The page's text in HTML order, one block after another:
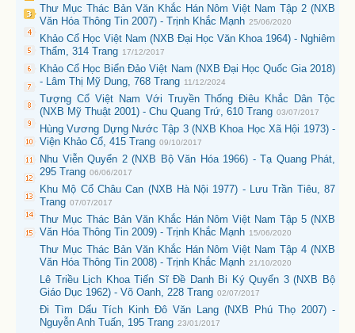
Thư Mục Thác Bản Văn Khắc Hán Nôm Việt Nam Tập 2 (NXB
Văn Hóa Thông Tin 2007) - Trịnh Khắc Mạnh 25/06/2020
Khảo Cổ Học Việt Nam (NXB Đại Học Văn Khoa 1964) - Nghiêm
Thẩm, 314 Trang 17/12/2017
Khảo Cổ Học Biển Đảo Việt Nam (NXB Đại Học Quốc Gia 2018)
- Lâm Thị Mỹ Dung, 768 Trang 11/12/2024
Tượng Cổ Việt Nam Với Truyền Thống Điêu Khắc Dân Tộc
(NXB Mỹ Thuật 2001) - Chu Quang Trứ, 610 Trang 03/07/2017
Hùng Vương Dựng Nước Tập 3 (NXB Khoa Học Xã Hội 1973) -
Viện Khảo Cổ, 415 Trang 09/10/2017
Nhu Viễn Quyển 2 (NXB Bộ Văn Hóa 1966) - Tạ Quang Phát,
295 Trang 06/06/2017
Khu Mộ Cổ Châu Can (NXB Hà Nội 1977) - Lưu Trần Tiêu, 87
Trang 07/07/2017
Thư Mục Thác Bản Văn Khắc Hán Nôm Việt Nam Tập 5 (NXB
Văn Hóa Thông Tin 2009) - Trịnh Khắc Mạnh 15/06/2020
Thư Mục Thác Bản Văn Khắc Hán Nôm Việt Nam Tập 4 (NXB
Văn Hóa Thông Tin 2008) - Trịnh Khắc Mạnh 21/10/2020
Lê Triều Lịch Khoa Tiến Sĩ Đề Danh Bi Ký Quyển 3 (NXB Bộ
Giáo Dục 1962) - Võ Oanh, 228 Trang 02/07/2017
Đi Tìm Dấu Tích Kinh Đô Văn Lang (NXB Phú Thọ 2007) -
Nguyễn Anh Tuấn, 195 Trang 23/01/2017